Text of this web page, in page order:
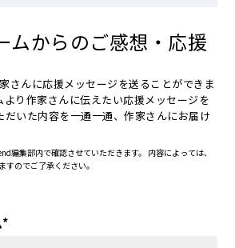
ムからのご感想・応援
さんに応援メッセージを送ることができま
より作家さんに伝えたい応援メッセージを
だいた内容を一通一通、作家さんにお届け
編集部内で確認させていただきます。 内容によっては、
すのでご了承ください。
*